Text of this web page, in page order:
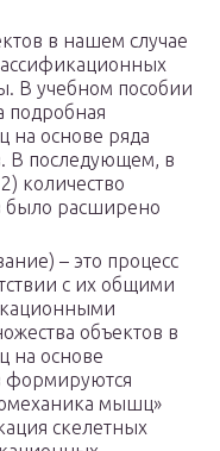
в нашем случае
В учебном пособии
подробная
на основе ряда
В последующем, в
количество
было расширено
– это процесс
с их общими
объектов в
на основе
формируются
мышц»
скелетных